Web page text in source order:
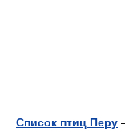
Список птиц Перу